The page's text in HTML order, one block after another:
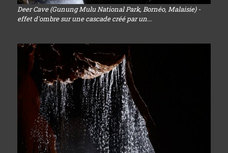
Deer Cave (Gunung Mulu National Park, Bornéo, Malaisie) -
effet d'ombre sur une cascade créé par un...